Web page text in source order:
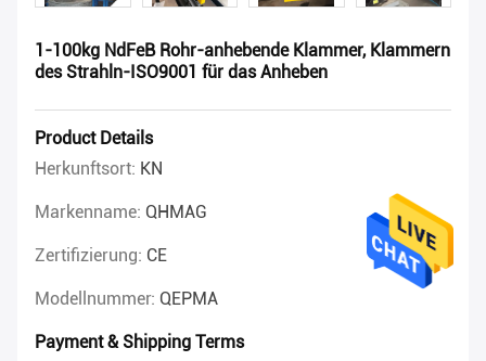
1-100kg NdFeB Rohr-anhebende Klammer, Klammern
des Strahln-ISO9001 für das Anheben
Product Details
Herkunftsort: KN
Markenname: QHMAG
Zertifizierung: CE
Modellnummer: QEPMA
Payment & Shipping Terms